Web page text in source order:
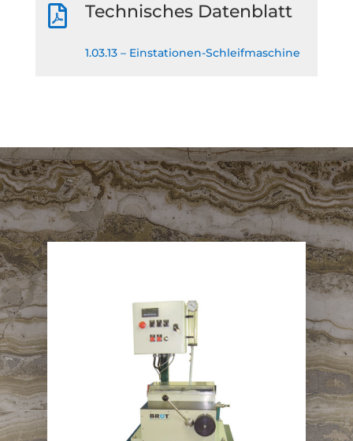
 Technisches Datenblatt
1.03.13 – Einstationen-Schleifmaschine